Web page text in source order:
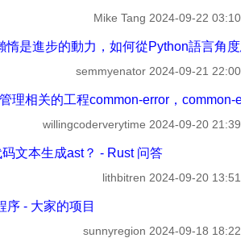
Mike Tang 2024-09-22 03:10
惰是進步的動力，如何從Python語言角
semmyenator 2024-09-21 22:00
理相关的工程common-error，common-
willingcoderverytime 2024-09-20 21:39
文本生成ast？ - Rust 问答
lithbitren 2024-09-20 13:51
序 - 大家的项目
sunnyregion 2024-09-18 18:22